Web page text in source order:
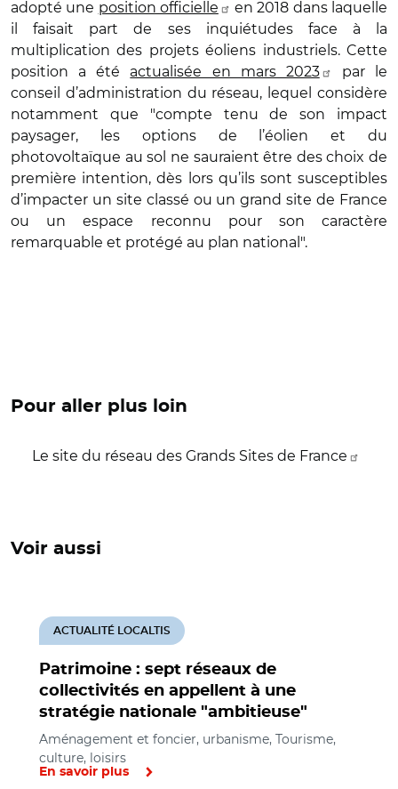
adopté une position officielle
en 2018 dans laquelle
il faisait part de ses inquiétudes face à la
multiplication des projets éoliens industriels. Cette
position a été actualisée en mars 2023
par le
conseil d’administration du réseau, lequel considère
notamment que "compte tenu de son impact
paysager, les options de l’éolien et du
photovoltaïque au sol ne sauraient être des choix de
première intention, dès lors qu’ils sont susceptibles
d’impacter un site classé ou un grand site de France
ou un espace reconnu pour son caractère
remarquable et protégé au plan national".
Pour aller plus loin
Le site du réseau des Grands Sites de France
Voir aussi
Patrimoine : sept réseaux de
collectivités en appellent à une
stratégie nationale "ambitieuse"
ACTUALITÉ LOCALTIS
Aménagement et foncier, urbanisme, Tourisme,
culture, loisirs
En savoir plus